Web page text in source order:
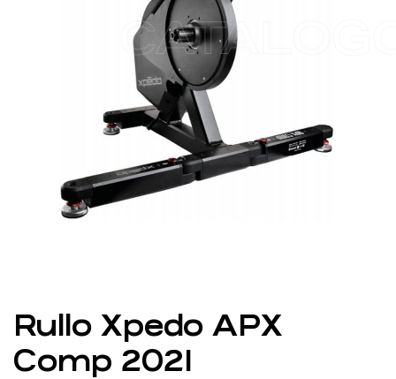
Rullo Xpedo APX
Comp 2021